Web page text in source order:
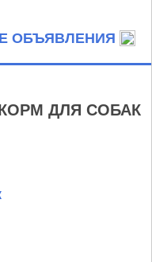
ОБЪЯВЛЕНИЯ
ДЛЯ СОБАК